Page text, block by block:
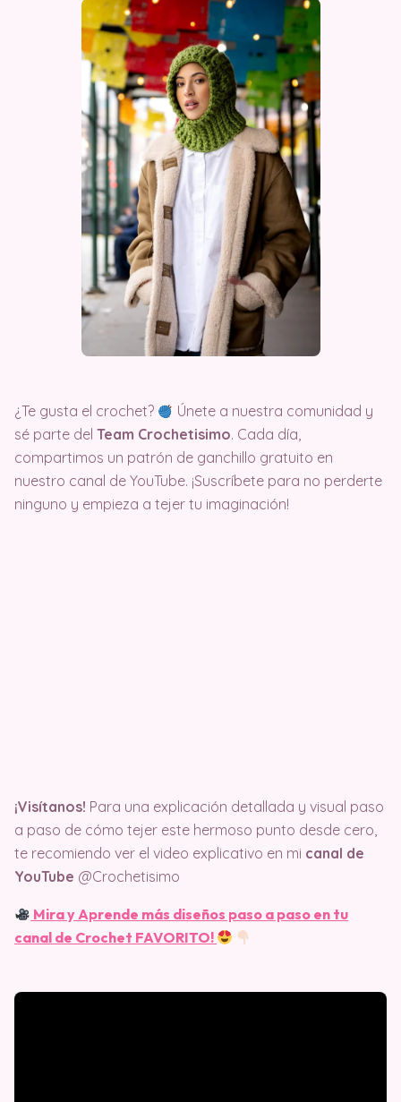
¿Te gusta el crochet?
Únete a nuestra comunidad y
sé parte del Team Crochetisimo. Cada día,
compartimos un patrón de ganchillo gratuito en
nuestro canal de YouTube. ¡Suscríbete para no perderte
ninguno y empieza a tejer tu imaginación!
¡Visítanos! Para una explicación detallada y visual paso
a paso de cómo tejer este hermoso punto desde cero,
te recomiendo ver el video explicativo en mi canal de
YouTube @Crochetisimo
Mira y Aprende más diseños paso a paso en tu
canal de Crochet FAVORITO!